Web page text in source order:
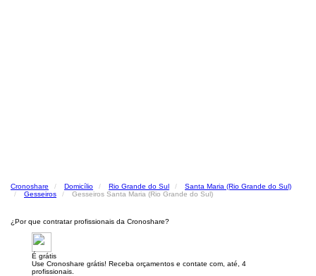
Cronoshare Domicílio Rio Grande do Sul
Santa Maria (Rio Grande do Sul)
Gesseiros
Gesseiros Santa Maria (Rio Grande do Sul)
¿Por que contratar profissionais da Cronoshare?
É grátis
Use Cronoshare grátis! Receba orçamentos e contate com, até, 4
profissionais.